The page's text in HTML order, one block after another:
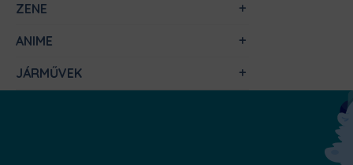
ZENE
ANIME
JÁRMŰVEK